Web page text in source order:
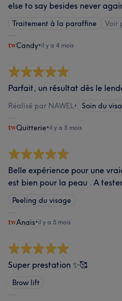
else to say besides never
Traitement à la paraffine Voir
Candy•il y a 4 mois
Parfait, un résultat dès le
Réalisé par NAWEL• Soin du
Quitterie•il y a 5 mois
Belle expérience pour une
est bien pour la peau . A
Peeling du visage
Anais•il y a 5 mois
Super prestation ✨🥰
Brow lift